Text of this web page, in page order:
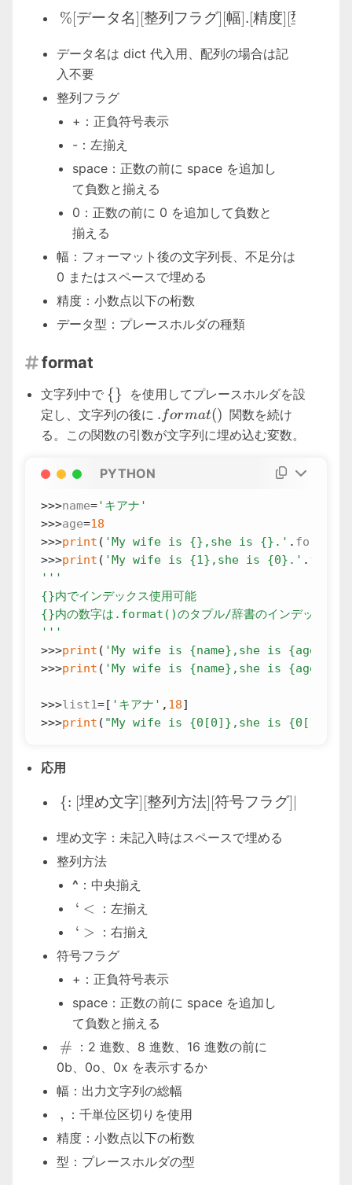
\%[データ名][整列フラグ
%[データ名] [整列フラグ] [幅].[精度] [型
データ名は dict 代入用、配列の場合は記
入不要
整列フラグ
+：正負符号表示
-：左揃え
space：正数の前に space を追加し
て負数と揃える
0：正数の前に 0 を追加して負数と
揃える
幅：フォーマット後の文字列長、不足分は
0 またはスペースで埋める
精度：小数点以下の桁数
データ型：プレースホルダの種類
format
文字列中で \{
\}
{} を使用してプレースホルダを設
定し、文字列の後に .format()
. format() 関数を続け
る。この関数の引数が文字列に埋め込む変数。
PYTHON
>>>name='キアナ'
>>>age=18
>>>print ( 'My wife is {} ,she is {} .' . format
>>>print ( 'My wife is {1} ,she is {0} .' . format
{}
{}
'''
>>>print ( 'My wife is {name} ,she is {age}
>>>print ( 'My wife is {name} ,she is {age}
>>>list1=[ 'キアナ' , 18]
>>>print ( "My wife is {0[0]} ,she is {0[1]}
応用
\{:[埋め文字][整列方法][
{: [埋め文字] [整列方法] [符号フラグ]
埋め文字：未記入時はスペースで埋める
整列方法
^ ：中央揃え
`<
‘ < ：左揃え
`>
‘ >
：右揃え
符号フラグ
+：正負符号表示
space：正数の前に space を追加し
て負数と揃える
\#
# ：2 進数、8 進数、16 進数の前に
0b、0o、0x を表示するか
幅：出力文字列の総幅
, ：千単位区切りを使用
精度：小数点以下の桁数
型：プレースホルダの型